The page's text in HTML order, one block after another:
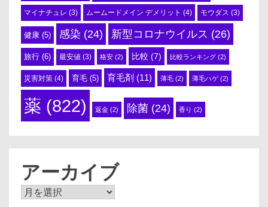
マイナチュレ (3) ムームードメイン デメリット (4) モウダス (3)
健康 (5) 感染 (24) 新型コロナウイルス (26)
旅行 (6) 最安値 (3) 格安 (2) 比較 (7) 比較ランキング (2)
災害対策 (4) 育毛 (5) 育毛剤 (11) 薄毛 (2) 薄毛ハゲ(2)
薬 (822) 返金 (2) 除菌 (24) 香り (2)
アーカイブ
ア